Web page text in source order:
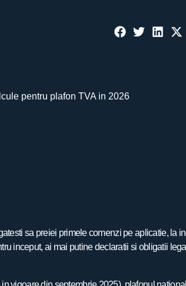
sa preiei primele comenzi pe aplicatie, la
inceput, ai mai putine declaratii si obligatii